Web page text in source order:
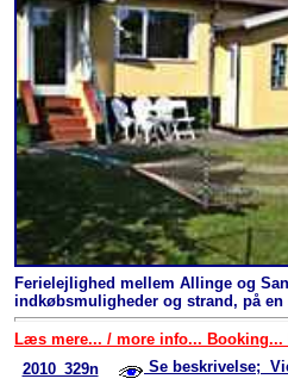
Ferielejlighed mellem Allinge og
indkøbsmuligheder og strand, på
Læs mere... / more info... Booking...
2010_329n
Se beskrivelse;